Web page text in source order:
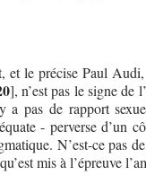
et le précise Paul
], n’est pas le signe de
a pas de rapport
- perverse d’un
N’est-ce pas
mis à l’épreuve